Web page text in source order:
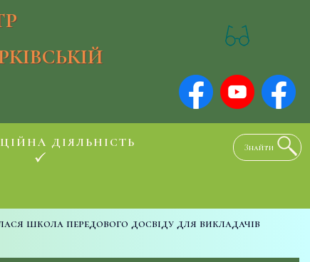
ДІЯЛЬНІСТЬ
школа передового досвіду для викладачів